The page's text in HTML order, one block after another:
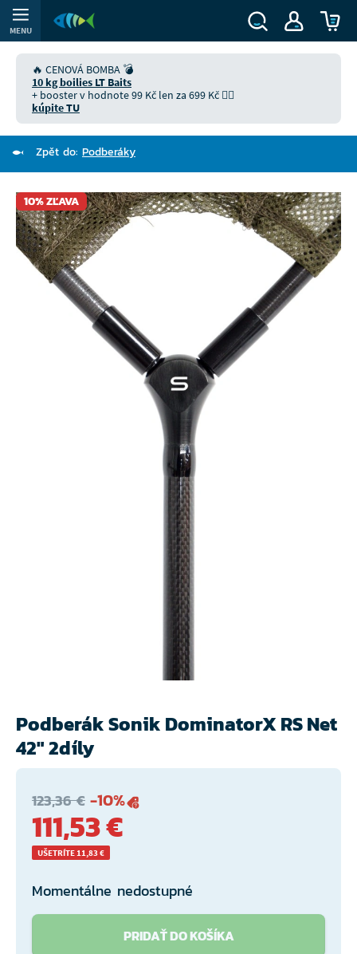
MENU
🔥 CENOVÁ BOMBA 💣
10 kg boilies LT Baits
+ booster v hodnote 99 Kč len za 699 Kč 👉🏻
kúpite TU
Zpět do: Podberáky
10% ZĽAVA
Podberák Sonik DominatorX RS Net
42" 2díly
123,36 € -10%
111,53 €
UŠETRÍTE 11,83 €
Momentálne nedostupné
PRIDAŤ DO KOŠÍKA